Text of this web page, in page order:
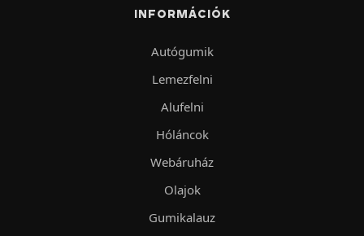
INFORMÁCIÓK
Autógumik
Lemezfelni
Alufelni
Hóláncok
Webáruház
Olajok
Gumikalauz